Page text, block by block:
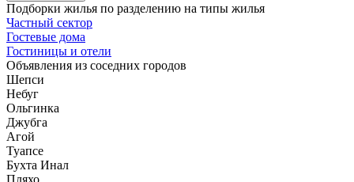
Подборки жилья по разделению на типы жилья
Частный сектор
Гостевые дома
Гостиницы и отели
Объявления из соседних городов
Шепси
Небуг
Ольгинка
Джубга
Агой
Туапсе
Бухта Инал
Пляхо